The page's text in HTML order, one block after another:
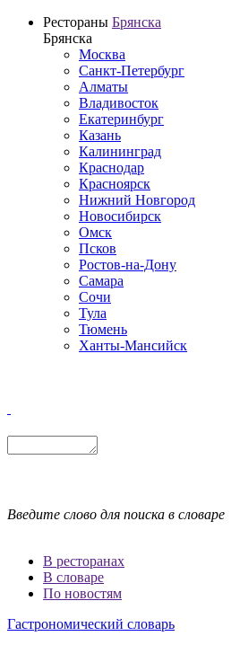
Рестораны Брянска
Брянска
Москва
Санкт-Петербург
Алматы
Владивосток
Екатеринбург
Казань
Калининград
Краснодар
Красноярск
Нижний Новгород
Новосибирск
Омск
Псков
Ростов-на-Дону
Самара
Сочи
Тула
Тюмень
Ханты-Мансийск
Введите слово для поиска в словаре
В ресторанах
В словаре
По новостям
Гастрономический словарь